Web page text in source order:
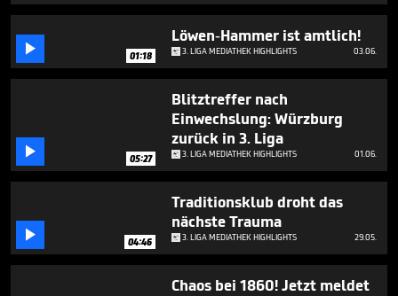
 01:18
Löwen-Hammer ist amtlich!
3. LIGA MEDIATHEK HIGHLIGHTS 03.06.
 05:27
Blitztreffer nach
Einwechslung: Würzburg
zurück in 3. Liga
3. LIGA MEDIATHEK HIGHLIGHTS 01.06.
 04:46
Traditionsklub droht das
nächste Trauma
3. LIGA MEDIATHEK HIGHLIGHTS 29.05.
Chaos bei 1860! Jetzt meldet